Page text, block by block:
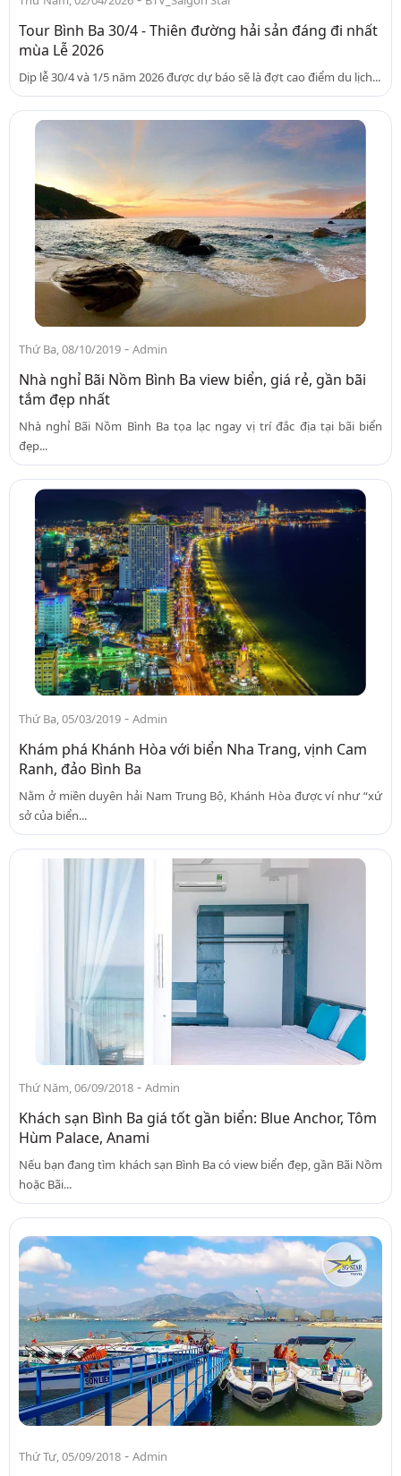
Tour Bình Ba 30/4 - Thiên đường hải sản đáng đi nhất
mùa Lễ 2026
Dịp lễ 30/4 và 1/5 năm 2026 được dự báo sẽ là đợt cao điểm du lịch...
Thứ Ba, 08/10/2019 - Admin
Nhà nghỉ Bãi Nồm Bình Ba view biển, giá rẻ, gần bãi
tắm đẹp nhất
Nhà nghỉ Bãi Nồm Bình Ba tọa lạc ngay vị trí đắc địa tại bãi biển
đẹp...
Thứ Ba, 05/03/2019 - Admin
Khám phá Khánh Hòa với biển Nha Trang, vịnh Cam
Ranh, đảo Bình Ba
Nằm ở miền duyên hải Nam Trung Bộ, Khánh Hòa được ví như “xứ
sở của biển...
Thứ Năm, 06/09/2018 - Admin
Khách sạn Bình Ba giá tốt gần biển: Blue Anchor, Tôm
Hùm Palace, Anami
Nếu bạn đang tìm khách sạn Bình Ba có view biển đẹp, gần Bãi Nồm
hoặc Bãi...
Thứ Tư, 05/09/2018 - Admin